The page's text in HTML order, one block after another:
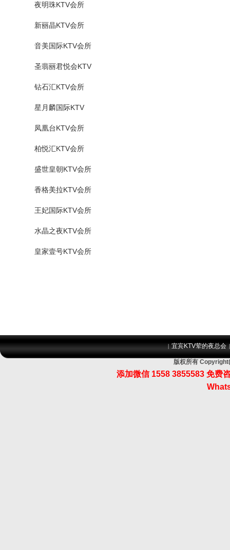
夜明珠KTV会所
新丽晶KTV会所
音美国际KTV会所
圣翡丽君悦会KTV
钻石汇KTV会所
星月麟国际KTV
凤凰台KTV会所
柏悦汇KTV会所
盛世皇朝KTV会所
香格美拉KTV会所
王妃国际KTV会所
水晶之夜KTV会所
皇家壹号KTV会所
|宜宾KTV荤的夜总会
版权所有
添加微信 1558 3855583 免费